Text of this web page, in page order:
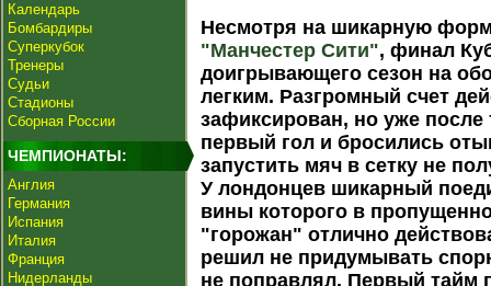
Календарь
Бомбардиры
Суперкубок
Тренеры
Судьи
Стадионы
Сборная России
ЧЕМПИОНАТЫ:
Англия
Германия
Испания
Италия
Франция
Нидерланды
Несмотря на шикарную
"Манчестер Сити", финал
доигрывающего сезон на
легким. Разгромный счет
зафиксирован, но уже после
первый гол и бросились
запустить мяч в сетку не
У лондонцев шикарный
вины которого в
"горожан" отлично
решил не придумывать
не поправлял. Первый тайм